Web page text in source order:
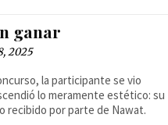
ganar
2025
la participante se vio
lo meramente estético: su
recibido por parte de Nawat.